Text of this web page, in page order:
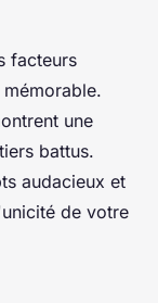
facteurs
une
battus.
audacieux et
de votre